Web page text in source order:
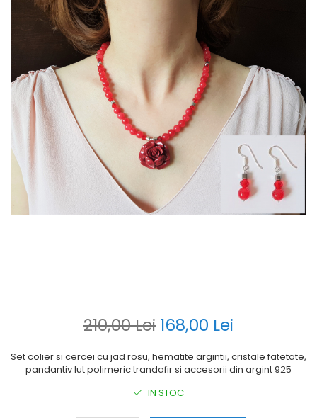
210,00 Lei 168,00 Lei
Set colier si cercei cu jad rosu, hematite argintii, cristale fatetate,
pandantiv lut polimeric trandafir si accesorii din argint 925
IN STOC